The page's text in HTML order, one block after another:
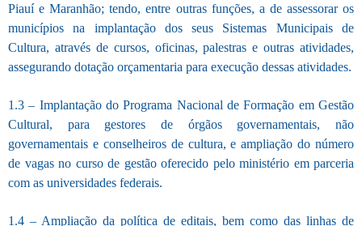
Piauí e Maranhão; tendo, entre outras funções, a de assessorar os
municípios na implantação dos seus Sistemas Municipais de
Cultura, através de cursos, oficinas, palestras e outras atividades,
assegurando dotação orçamentaria para execução dessas atividades.
1.3 – Implantação do Programa Nacional de Formação em Gestão
Cultural, para gestores de órgãos governamentais, não
governamentais e conselheiros de cultura, e ampliação do número
de vagas no curso de gestão oferecido pelo ministério em parceria
com as universidades federais.
1.4 – Ampliação da política de editais, bem como das linhas de